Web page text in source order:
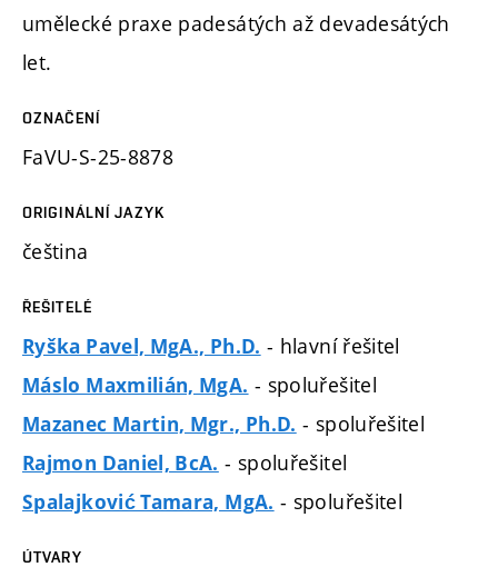
umělecké praxe padesátých až devadesátých
let.
OZNAČENÍ
FaVU-S-25-8878
ORIGINÁLNÍ JAZYK
čeština
ŘEŠITELÉ
Ryška Pavel, MgA., Ph.D. - hlavní řešitel
Máslo Maxmilián, MgA. - spoluřešitel
Mazanec Martin, Mgr., Ph.D. - spoluřešitel
Rajmon Daniel, BcA. - spoluřešitel
Spalajković Tamara, MgA. - spoluřešitel
ÚTVARY